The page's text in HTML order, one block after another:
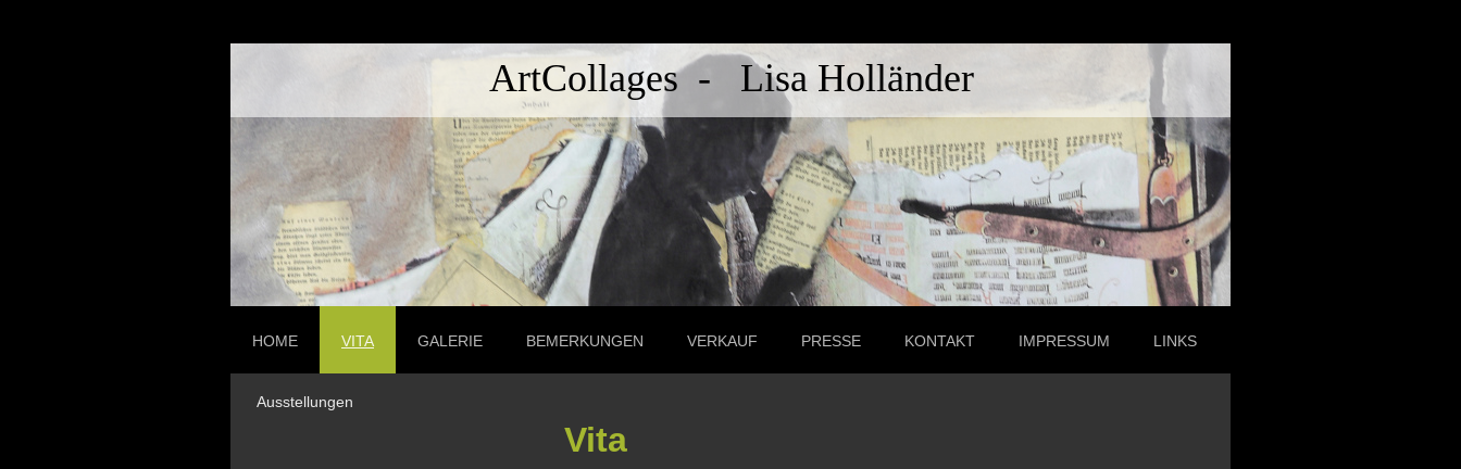
ArtCollages - Lisa Holländer
HOME VITA GALERIE BEMERKUNGEN VERKAUF PRESSE KONTAKT IMPRESSUM LINKS
Vita
Ausstellungen